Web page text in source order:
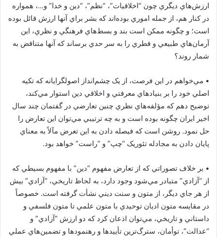
ارزش‌هاي ديگري چون “اخلاقيات”، “نظم”، “دين و خدا” و…، همواره
در کنار هم، از جمله اموري بوده‌اند که بشر براي آنها ارزش قائل بوده
است؛ و چگونه ممکن است بند و بسط‌هاي فرهنگي و نظري، اين
آرمان‌هاي طبيعي و فطري را به سر حدي برساند که آنها متناقض به
شمار روند؟
•‏ مي‌خواهم در اين فرصت، از يک چشم‌انداز اصولگرايانه که تکيه‌
اصلي خود را بر بنيادهاي معرفتي و اخلاقي دين استوار مي‌کند،
توضيح دهم که مؤلفه‌هاي نظري چنين تعارضي در گفتمان چند سال
اخير ايران چگونه بوده است و به چه ترتيبي مي‌توان اين تعارض را
حل نمود. روشن است که فيصله دادن به اين تعرض مآلاً به معناي
پايان دادن به مجادله‌ تئوريک “چپ” و “راست” خواهد بود.
•‏ بر خلاف تصوراتي که از تعارض مفهوم “دين” با مفهوم بسيطي که
از “آزادي” متبادر مي‌شود وجود دارد، به لحاظ تاريخي، “آزادي” بيش
از هر جاي ديگر، از متون و سنت ديني نشأت گرفته است. خصوصاً
در مقايسه متون اديان توحيدي با متون علمي تا متون فلسفي و
داستاني و تاريخي، مي‌توان اذعان کرد که دو ارزش “آزادي” و
“عدالت”، توأمان، سترگ‌ترين تأييدها و رهنمودها و تضمين‌هاي عملي